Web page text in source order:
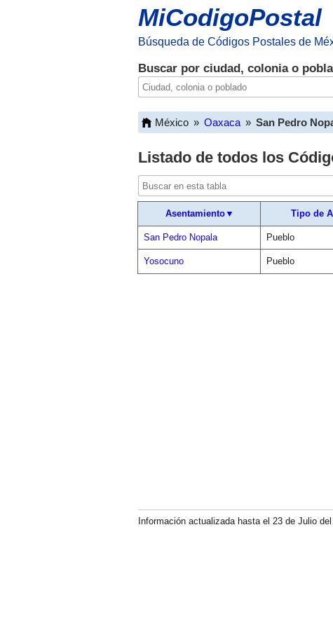
MiCodigoPostal
Búsqueda de Códigos Postales de
Buscar por ciudad, colonia o
México » Oaxaca » San Pedro
Listado de todos los
Asentamiento▼ Tipo de
San Pedro Nopala Pueblo
Yosocuno Pueblo
Información actualizada hasta el 23 de Julio del